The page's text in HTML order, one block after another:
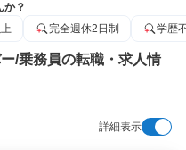
か？
完全週休2日制 学歴
/乗務員の転職・求人情
詳細表示